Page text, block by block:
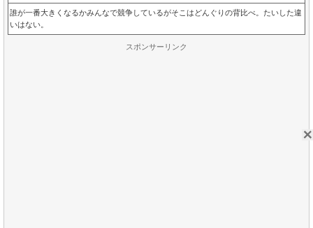
誰が一番大きくなるかみんなで競争しているがそこはどんぐりの背比べ。たいした違
いはない。
スポンサーリンク